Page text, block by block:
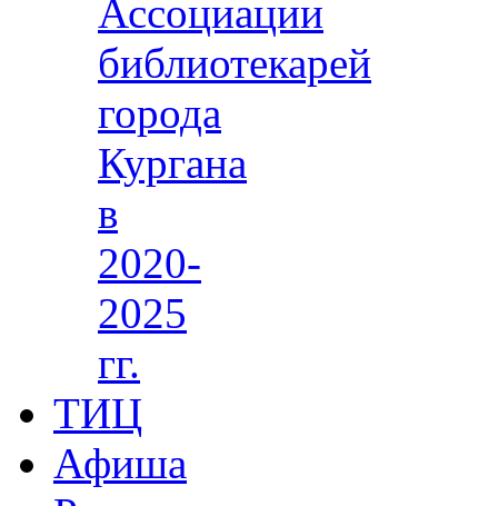
Ассоциации
библиотекарей
города
Кургана
в
2020-
2025
гг.
ТИЦ
Афиша